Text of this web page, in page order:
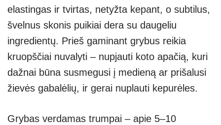
elastingas ir tvirtas, netyžta kepant, o subtilus,
švelnus skonis puikiai dera su daugeliu
ingredientų. Prieš gaminant grybus reikia
kruopščiai nuvalyti – nupjauti koto apačią, kuri
dažnai būna susmegusi į medieną ar prišalusi
žievės gabalėlių, ir gerai nuplauti kepurėles.
Grybas verdamas trumpai – apie 5–10